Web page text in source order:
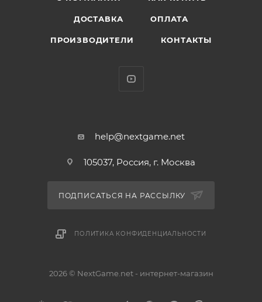
ДОСТАВКА ОПЛАТА
ПРОИЗВОДИТЕЛИ КОНТАКТЫ
help@nextgame.net
105037, Россия, г. Москва
ПОДПИСАТЬСЯ НА РАССЫЛКУ
ПОЛИТИКА КОНФИДЕНЦИАЛЬНОСТИ
2026 © NextGame.net - интернет-магазин